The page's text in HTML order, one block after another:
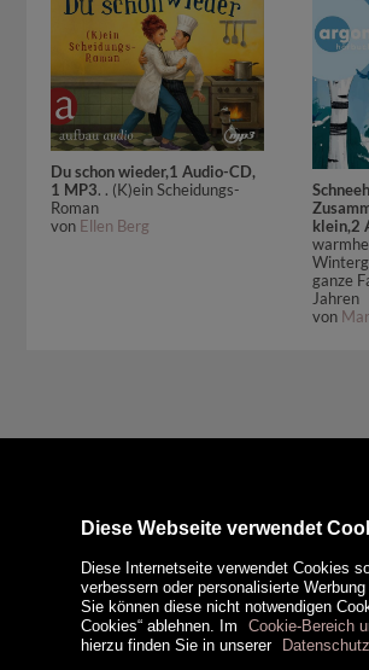
Du schon wieder,1 Audio-CD,
1 MP3. . (K)ein Scheidungs-
Roman
von Ellen Berg
klein,2
ganze
Jahren
von
Diese Webseite verwendet
Diese Internetseite verwendet Cookies
verbessern oder personalisierte
Sie können diese nicht notwendigen
Cookies“ ablehnen. Im
Cookie-Bereich
hierzu finden Sie in unserer